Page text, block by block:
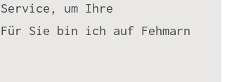
um Ihre
Sie bin ich auf Fehmarn